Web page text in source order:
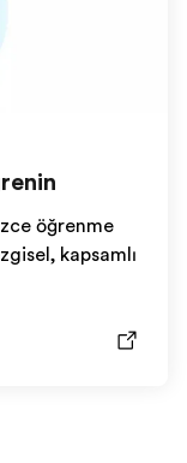
öğrenme
kapsamlı